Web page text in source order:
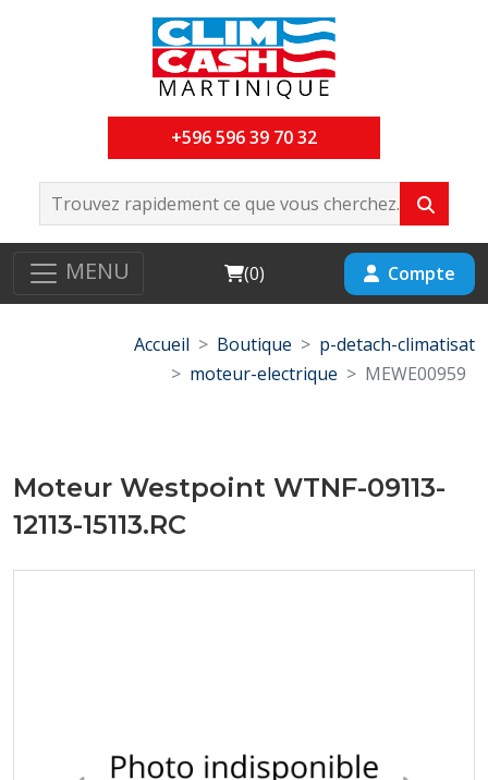
+596 596 39 70 32
MENU Cart
(0) Compte
Accueil Boutique
p-detach-climatisat
moteur-electrique
MEWE00959
Moteur Westpoint WTNF-09113-
12113-15113.RC